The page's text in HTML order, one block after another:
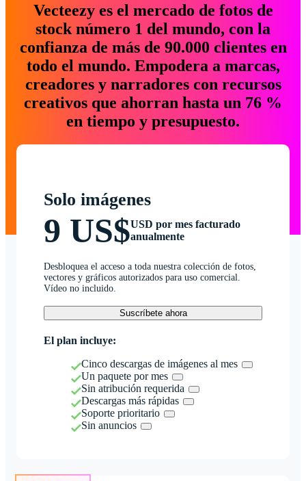
Vecteezy es el mercado de fotos de
stock número 1 del mundo, con la
confianza de más de 90.000 clientes en
todo el mundo. Empodera a marcas,
creadores y narradores con recursos
creativos que ahorran hasta un 76 %
en tiempo y presupuesto.
Solo imágenes
9 US$USD por mes facturado
anualmente
Desbloquea el acceso a toda nuestra colección de fotos,
vectores y gráficos autorizados para uso comercial.
Vídeo no incluido.
Suscríbete ahora
El plan incluye:
Cinco descargas de imágenes al mes
Un paquete por mes
Sin atribución requerida
Descargas más rápidas
Soporte prioritario
Sin anuncios